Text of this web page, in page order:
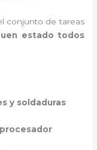
conjunto de tareas
estado todos
y soldaduras